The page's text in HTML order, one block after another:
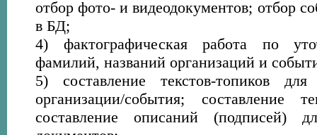
отбор фото- и видеодокументов; отбор
в БД;
4) фактографическая работа по
фамилий, названий организаций и
5) составление текстов-топиков
организации/события; составление
составление описаний (подписей)